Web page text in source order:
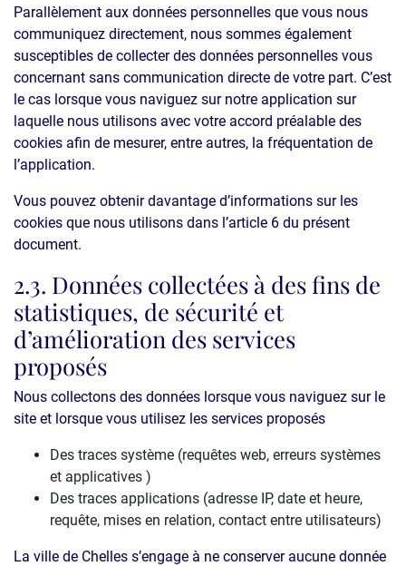
Parallèlement aux données personnelles que vous nous
communiquez directement, nous sommes également
susceptibles de collecter des données personnelles vous
concernant sans communication directe de votre part. C’est
le cas lorsque vous naviguez sur notre application sur
laquelle nous utilisons avec votre accord préalable des
cookies afin de mesurer, entre autres, la fréquentation de
l’application.
Vous pouvez obtenir davantage d’informations sur les
cookies que nous utilisons dans l’article 6 du présent
document.
2.3. Données collectées à des fins de
statistiques, de sécurité et
d’amélioration des services
proposés
Nous collectons des données lorsque vous naviguez sur le
site et lorsque vous utilisez les services proposés
Des traces système (requêtes web, erreurs systèmes
et applicatives )
Des traces applications (adresse IP, date et heure,
requête, mises en relation, contact entre utilisateurs)
La ville de Chelles s’engage à ne conserver aucune donnée